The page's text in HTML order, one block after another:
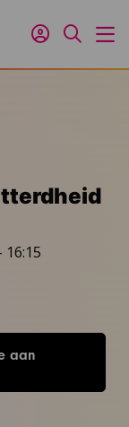
Inloggen
Zoeken
16:15
aan